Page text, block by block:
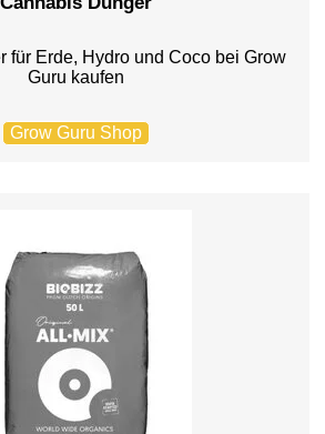
für Erde, Hydro und Coco bei Grow
Guru kaufen
Grow Guru Shop